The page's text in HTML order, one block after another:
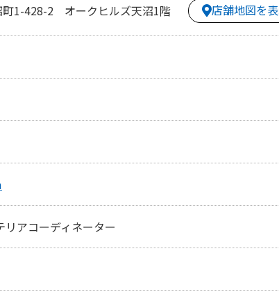
町1-428-2 オークヒルズ天沼1階 店舗地図を
アコーディネーター